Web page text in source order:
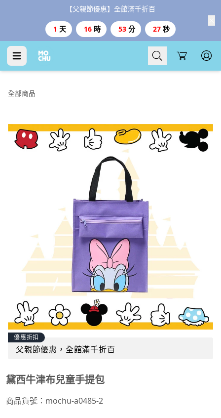
【父親節優惠】全館滿千折百
1 天 16 時 53 分 26 秒
Cart
全部商品
優惠折扣
父親節優惠，全館滿千折百
黛西牛津布兒童手提包
商品貨號：mochu-a0485-2